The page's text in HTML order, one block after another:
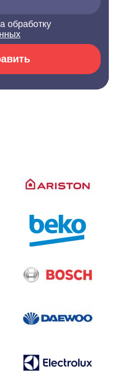
обработку